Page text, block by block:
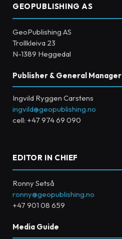
GEOPUBLISHING AS
GeoPublishing AS
Trollkleiva 23
N-1389 Heggedal
Publisher & General Manager
Ingvild Ryggen Carstens
ingvild@geopublishing.no
cell: +47 974 69 090
EDITOR IN CHIEF
Ronny Setså
ronny@geopublishing.no
+47 901 08 659
Media Guide